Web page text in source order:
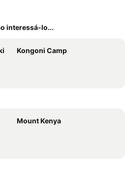
interessá-lo...
Kongoni Camp
Mount Kenya